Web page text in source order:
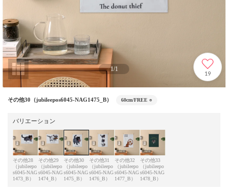
1/1
19
その他30（jubileepos6045-NAG1475_B） 60cm/FREE ○
バリエーション
その他28
（jubileepo
s6045-NAG
1473_B）
その他29
（jubileepo
s6045-NAG
1474_B）
その他30
（jubileepo
s6045-NAG
1475_B）
その他31
（jubileepo
s6045-NAG
1476_B）
その他32
（jubileepo
s6045-NAG
1477_B）
その他33
（jubileepo
s6045-NAG
1478_B）